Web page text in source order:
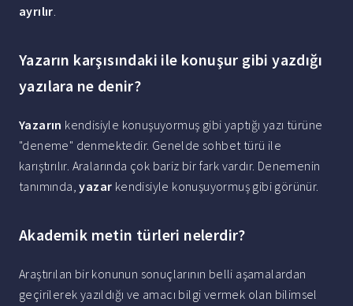
ayrılır.
Yazarın karşısındaki ile konuşur gibi yazdığı
yazılara ne denir?
Yazarın kendisiyle konuşuyormuş gibi yaptığı yazı türüne
"deneme" denmektedir. Genelde sohbet türü ile
karıştırılır. Aralarında çok bariz bir fark vardır. Denemenin
tanımında,yazar kendisiyle konuşuyormuş gibi görünür.
Akademik metin türleri nelerdir?
Araştırılan bir konunun sonuçlarının belli aşamalardan
geçirilerek yazıldığı ve amacı bilgi vermek olan bilimsel